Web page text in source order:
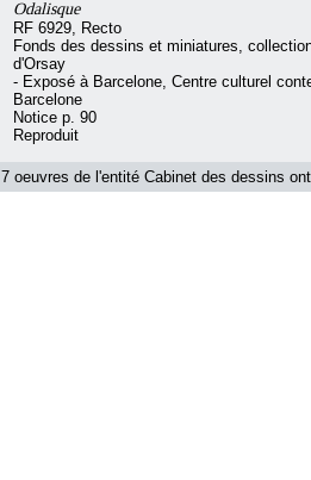
Odalisque
RF 6929, Recto
Fonds des dessins et miniatures,
d'Orsay
- Exposé à Barcelone, Centre culturel
Barcelone
Notice p. 90
Reproduit
7 oeuvres de l'entité Cabinet des dessins